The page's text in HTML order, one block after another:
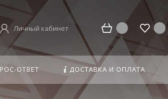
Личный кабинет
ОТВЕТ ДОСТАВКА И ОПЛАТА